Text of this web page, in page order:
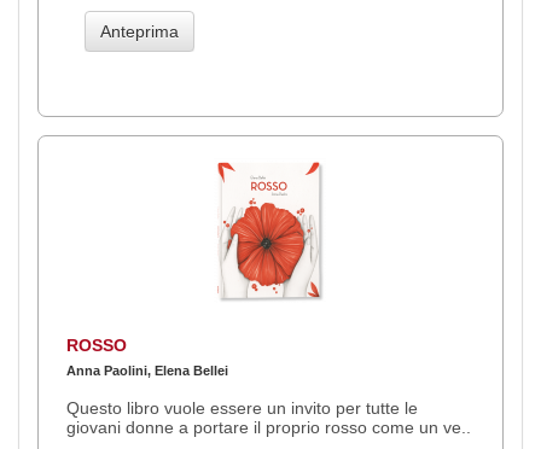
Anteprima
ROSSO
Anna Paolini, Elena Bellei
Questo libro vuole essere un invito per tutte le
giovani donne a portare il proprio rosso come un ve..